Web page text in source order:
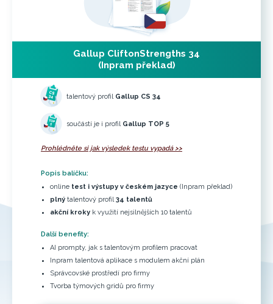
Gallup CliftonStrengths 34
(Inpram překlad)
talentový profil Gallup CS 34
součástí je i profil Gallup TOP 5
Prohlédněte si jak výsledek testu vypadá >>
Popis balíčku:
online test i výstupy v českém jazyce (Inpram překlad)
plný talentový profil34 talentů
akční kroky k využití nejsilnějších 10 talentů
Další benefity:
AI prompty, jak s talentovým profilem pracovat
Inpram talentová aplikace s modulem akční plán
Správcovské prostředí pro firmy
Tvorba týmových gridů pro firmy